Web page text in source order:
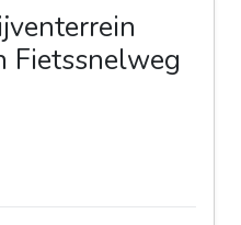
Fietssnelweg